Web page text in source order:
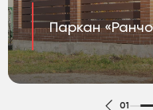
Паркан «Ранчо
01